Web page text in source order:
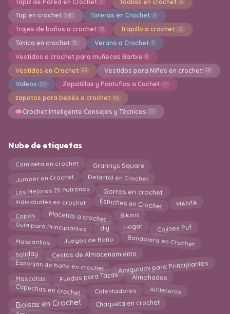
Tapiz de Pared en Crochet 7 Toallas en crochet 6
Top en crochet 240 Toreras en Crochet 6
Trajes de baños a crochet 13 Trapillo a crochet 12
Túnica en crochet 15 Verano a Crochet 1
Vestidos a crochet para muñecas Barbie 8
Vestidos en Crochet 99 Vestidos para Niñas en crochet 19
Videos 20 Zapatillas y Pantuflas a Cochet 41
zapatos para bebés a crochet 36
Crochet Inteligente Consejos y Técnicas 21
Nube de etiquetas
Camiseta en crochet Grannys Square
Jumper en Crochet Delantal en Crochet
Los Mejores 25 Patrones Gorros en crochet
Individuales en crochet Estuches en Crochet MANTA
Capas Macetas a crochet Bikinis
Guía para Principiantes diy Hogar Cojines Puf
Mascarillas Juegos de Baño Bandolera en Crochet
holiday Cestas de Almacenamiento
Esponjas de baño en crochet Amigurumi para Principiantes
Mascotas Fundas para Tazas Almohadas
Capuchas en crochet Calentadores Alfileteros
Bolsas en Crochet Chaqueta en crochet